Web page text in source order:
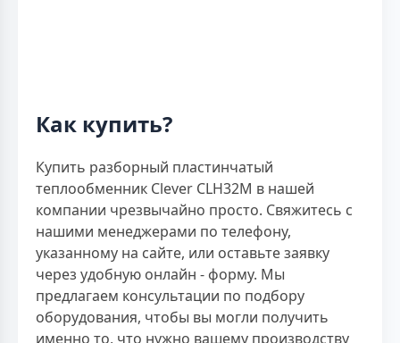
Как купить?
Купить разборный пластинчатый
теплообменник Clever CLH32M в нашей
компании чрезвычайно просто. Свяжитесь с
нашими менеджерами по телефону,
указанному на сайте, или оставьте заявку
через удобную онлайн - форму. Мы
предлагаем консультации по подбору
оборудования, чтобы вы могли получить
именно то, что нужно вашему производству